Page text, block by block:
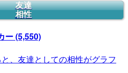
友達
相性
ー(5,550)
、友達としての相性がグラフ